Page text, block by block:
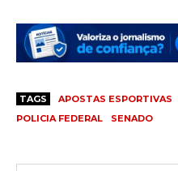
TAGS APOSTAS ESPORTIVAS
POLICIA FEDERAL
SENADO